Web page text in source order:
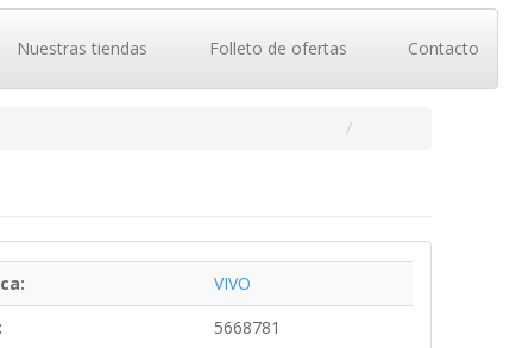
Nuestras tiendas Folleto de ofertas Contacto
VIVO
5668781